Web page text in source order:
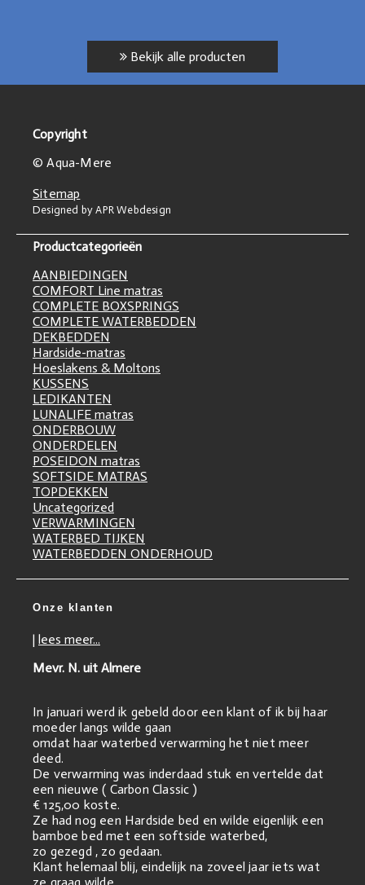
Bekijk alle producten
Copyright
© Aqua-Mere
Sitemap
Designed by APR Webdesign
Productcategorieën
AANBIEDINGEN
COMFORT Line matras
COMPLETE BOXSPRINGS
COMPLETE WATERBEDDEN
DEKBEDDEN
Hardside-matras
Hoeslakens & Moltons
KUSSENS
LEDIKANTEN
LUNALIFE matras
ONDERBOUW
ONDERDELEN
POSEIDON matras
SOFTSIDE MATRAS
TOPDEKKEN
Uncategorized
VERWARMINGEN
WATERBED TIJKEN
WATERBEDDEN ONDERHOUD
Onze klanten
| lees meer...
Mevr. N. uit Almere
In januari werd ik gebeld door een klant of ik bij haar
moeder langs wilde gaan
omdat haar waterbed verwarming het niet meer
deed.
De verwarming was inderdaad stuk en vertelde dat
een nieuwe ( Carbon Classic )
€ 125,00 koste.
Ze had nog een Hardside bed en wilde eigenlijk een
bamboe bed met een softside waterbed,
zo gezegd , zo gedaan.
Klant helemaal blij, eindelijk na zoveel jaar iets wat